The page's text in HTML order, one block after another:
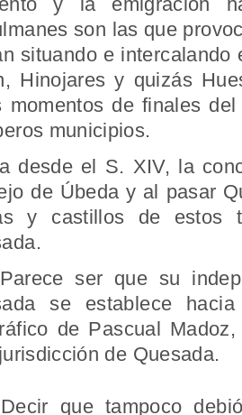
son las que
situando e
Hinojares y quizás
momentos de finales
municipios.
el S. XIV, la
de Úbeda y al pasar
y castillos de estos
ser que su
se establece
de Pascual
de Quesada.
que tampoco